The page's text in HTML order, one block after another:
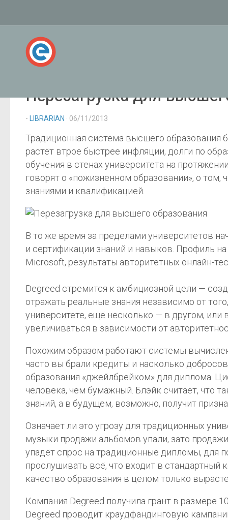
Перезагрузка для
- LIBRARIAN · 06/11/2013
Традиционная система высшего образования
растёт втрое быстрее инфляции, долги по
обучения в стенах университета на
говорят о «пожизненном образовании», о
знаниями и квалификацией.
В то же время за пределами университетов
и сертификации знаний и навыков. Профиль
Microsoft, результаты авторитетных онлайн-
Degreed стремится к амбициозной цели —
отражать реальные знания независимо от
университете, ещё несколько — в другом,
увеличиваться в зависимости от
Похожим образом работают системы
часто вы брали кредиты и насколько
образования «джейлбрейком» для диплома.
человека, чем бумажный. Блэйк считает, что
знаний, а в будущем, возможно, получит
Означает ли это угрозу для традиционных
музыки продажи альбомов упали, зато
упадёт спрос на традиционные дипломы, для
прослушивать всё, что входит в стандартный
качество образования в целом только
Компания Degreed получила грант в размере
Degreed проводит краудфандинговую